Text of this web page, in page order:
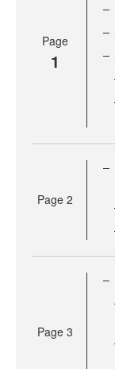
Page
1
Page 2
Page 3